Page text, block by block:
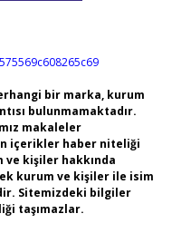
bir marka, kurum
bulunmamaktadır.
makaleler
içerikler haber niteliği
ve kişiler hakkında
kurum ve kişiler ile isim
Sitemizdeki bilgiler
taşımazlar.